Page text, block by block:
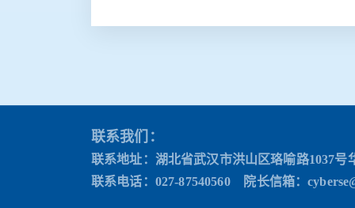
联系我们：
联系地址：湖北省武汉市洪山区珞喻路1037号
联系电话：027-87540560 院长信箱：